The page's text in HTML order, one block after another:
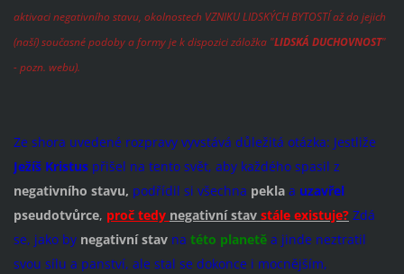
aktivaci negativního stavu, okolnostech VZNIKU LIDSKÝCH BYTOSTÍ až do jejich
(naší) současné podoby a formy je k dispozici záložka "LIDSKÁ DUCHOVNOST"
- pozn. webu).
Ze shora uvedené rozpravy vyvstává důležitá otázka: Jestliže
Ježíš Kristuspřišel na tento svět, aby každého spasil z
negativního stavu, podřídil si všechna pekla a uzavřel
pseudotvůrce, proč tedy negativní stav stále existuje?Zdá
se, jako by negativní stavna této planetěa jinde neztratil
svou sílu a panství, ale stal se dokonce i mocnějším,